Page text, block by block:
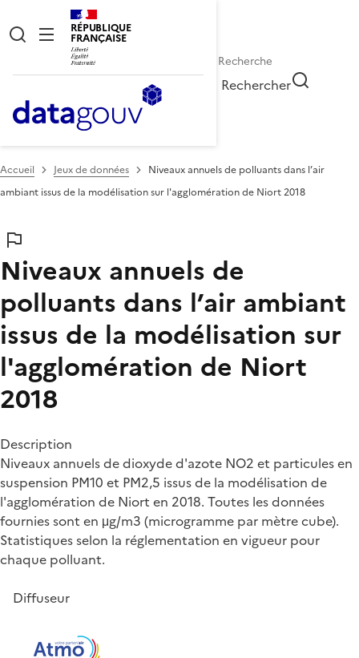
RÉPUBLIQUE
FRANÇAISE
Rechercher
Accueil Jeux de données
Niveaux annuels de polluants dans l’air
ambiant issus de la modélisation sur l'agglomération de Niort 2018
Niveaux annuels de
polluants dans l’air ambiant
issus de la modélisation sur
l'agglomération de Niort
2018
Description
Niveaux annuels de dioxyde d'azote NO2 et particules en
suspension PM10 et PM2,5 issus de la modélisation de
l'agglomération de Niort en 2018. Toutes les données
fournies sont en μg/m3 (microgramme par mètre cube).
Statistiques selon la réglementation en vigueur pour
chaque polluant.
Diffuseur